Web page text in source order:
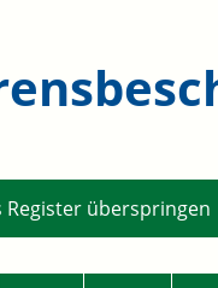
Register überspringen